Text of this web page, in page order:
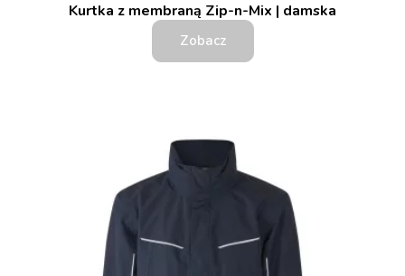
Kurtka z membraną Zip-n-Mix | damska
Zobacz